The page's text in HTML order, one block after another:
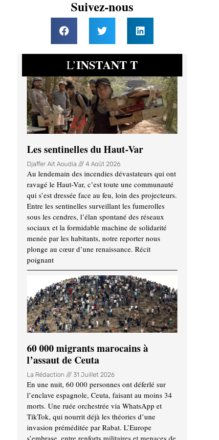
Suivez-nous
L’INSTANT T
Les sentinelles du Haut-Var
Djaffer Ait Aoudia 4 Août 2026
Au lendemain des incendies dévastateurs qui ont
ravagé le Haut-Var, c’est toute une communauté
qui s’est dressée face au feu, loin des projecteurs.
Entre les sentinelles surveillant les fumerolles
sous les cendres, l’élan spontané des réseaux
sociaux et la formidable machine de solidarité
menée par les habitants, notre reporter nous
plonge au cœur d’une renaissance. Récit
poignant
60 000 migrants marocains à
l’assaut de Ceuta
La Rédaction 31 Juillet 2026
En une nuit, 60 000 personnes ont déferlé sur
l’enclave espagnole, Ceuta, faisant au moins 34
morts. Une ruée orchestrée via WhatsApp et
TikTok, qui nourrit déjà les théories d’une
invasion préméditée par Rabat. L’Europe